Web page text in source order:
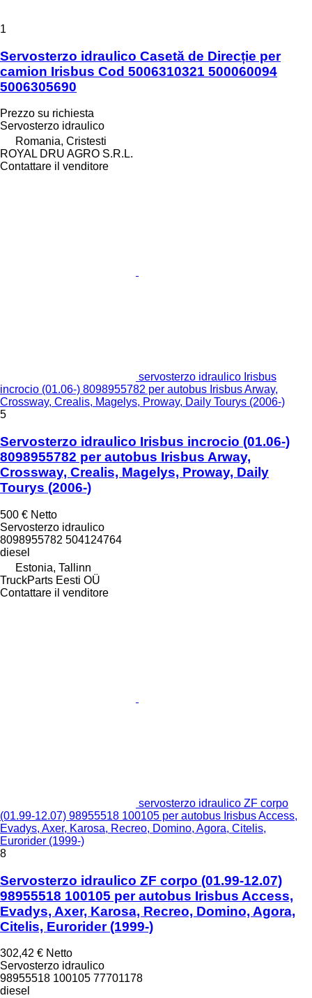
1
Servosterzo idraulico Casetă de Direcție per
camion Irisbus Cod 5006310321 500060094
5006305690
Prezzo su richiesta
Servosterzo idraulico
Romania, Cristesti
ROYAL DRU AGRO S.R.L.
Contattare il venditore
servosterzo idraulico Irisbus
incrocio (01.06-) 8098955782 per autobus Irisbus Arway,
Crossway, Crealis, Magelys, Proway, Daily Tourys (2006-)
5
Servosterzo idraulico Irisbus incrocio (01.06-)
8098955782 per autobus Irisbus Arway,
Crossway, Crealis, Magelys, Proway, Daily
Tourys (2006-)
500 € Netto
Servosterzo idraulico
8098955782 504124764
diesel
Estonia, Tallinn
TruckParts Eesti OÜ
Contattare il venditore
servosterzo idraulico ZF corpo
(01.99-12.07) 98955518 100105 per autobus Irisbus Access,
Evadys, Axer, Karosa, Recreo, Domino, Agora, Citelis,
Eurorider (1999-)
8
Servosterzo idraulico ZF corpo (01.99-12.07)
98955518 100105 per autobus Irisbus Access,
Evadys, Axer, Karosa, Recreo, Domino, Agora,
Citelis, Eurorider (1999-)
302,42 € Netto
Servosterzo idraulico
98955518 100105 77701178
diesel